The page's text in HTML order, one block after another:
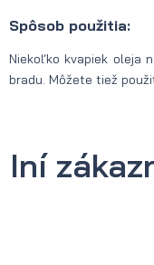
Spôsob použitia:
Niekoľko kvapiek oleja
bradu. Môžete tiež
Iní